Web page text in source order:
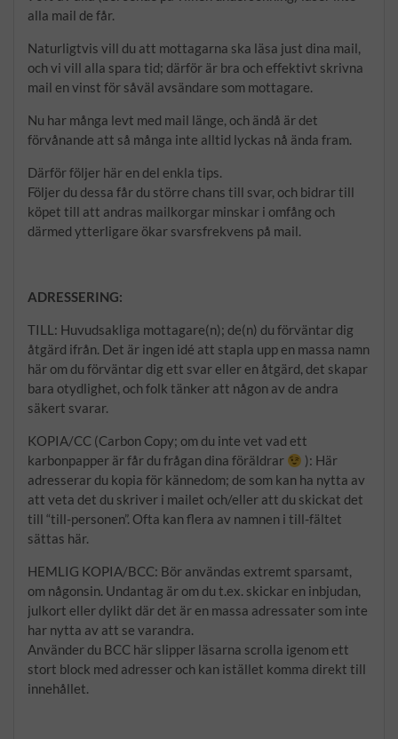
alla mail de får.
Naturligtvis vill du att mottagarna ska läsa just dina mail,
och vi vill alla spara tid; därför är bra och effektivt skrivna
mail en vinst för såväl avsändare som mottagare.
Nu har många levt med mail länge, och ändå är det
förvånande att så många inte alltid lyckas nå ända fram.
Därför följer här en del enkla tips.
Följer du dessa får du större chans till svar, och bidrar till
köpet till att andras mailkorgar minskar i omfång och
därmed ytterligare ökar svarsfrekvens på mail.
ADRESSERING:
TILL: Huvudsakliga mottagare(n); de(n) du förväntar dig
åtgärd ifrån. Det är ingen idé att stapla upp en massa namn
här om du förväntar dig ett svar eller en åtgärd, det skapar
bara otydlighet, och folk tänker att någon av de andra
säkert svarar.
KOPIA/CC (Carbon Copy; om du inte vet vad ett
karbonpapper är får du frågan dina föräldrar
): Här
adresserar du kopia för kännedom; de som kan ha nytta av
att veta det du skriver i mailet och/eller att du skickat det
till “till-personen”. Ofta kan flera av namnen i till-fältet
sättas här.
HEMLIG KOPIA/BCC: Bör användas extremt sparsamt,
om någonsin. Undantag är om du t.ex. skickar en inbjudan,
julkort eller dylikt där det är en massa adressater som inte
har nytta av att se varandra.
Använder du BCC här slipper läsarna scrolla igenom ett
stort block med adresser och kan istället komma direkt till
innehållet.